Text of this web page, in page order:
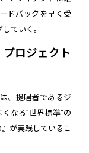
ドバックを早く受
ていく。
プロジェクト
、提唱者であるジ
なる”世界標準”の
が実践しているこ